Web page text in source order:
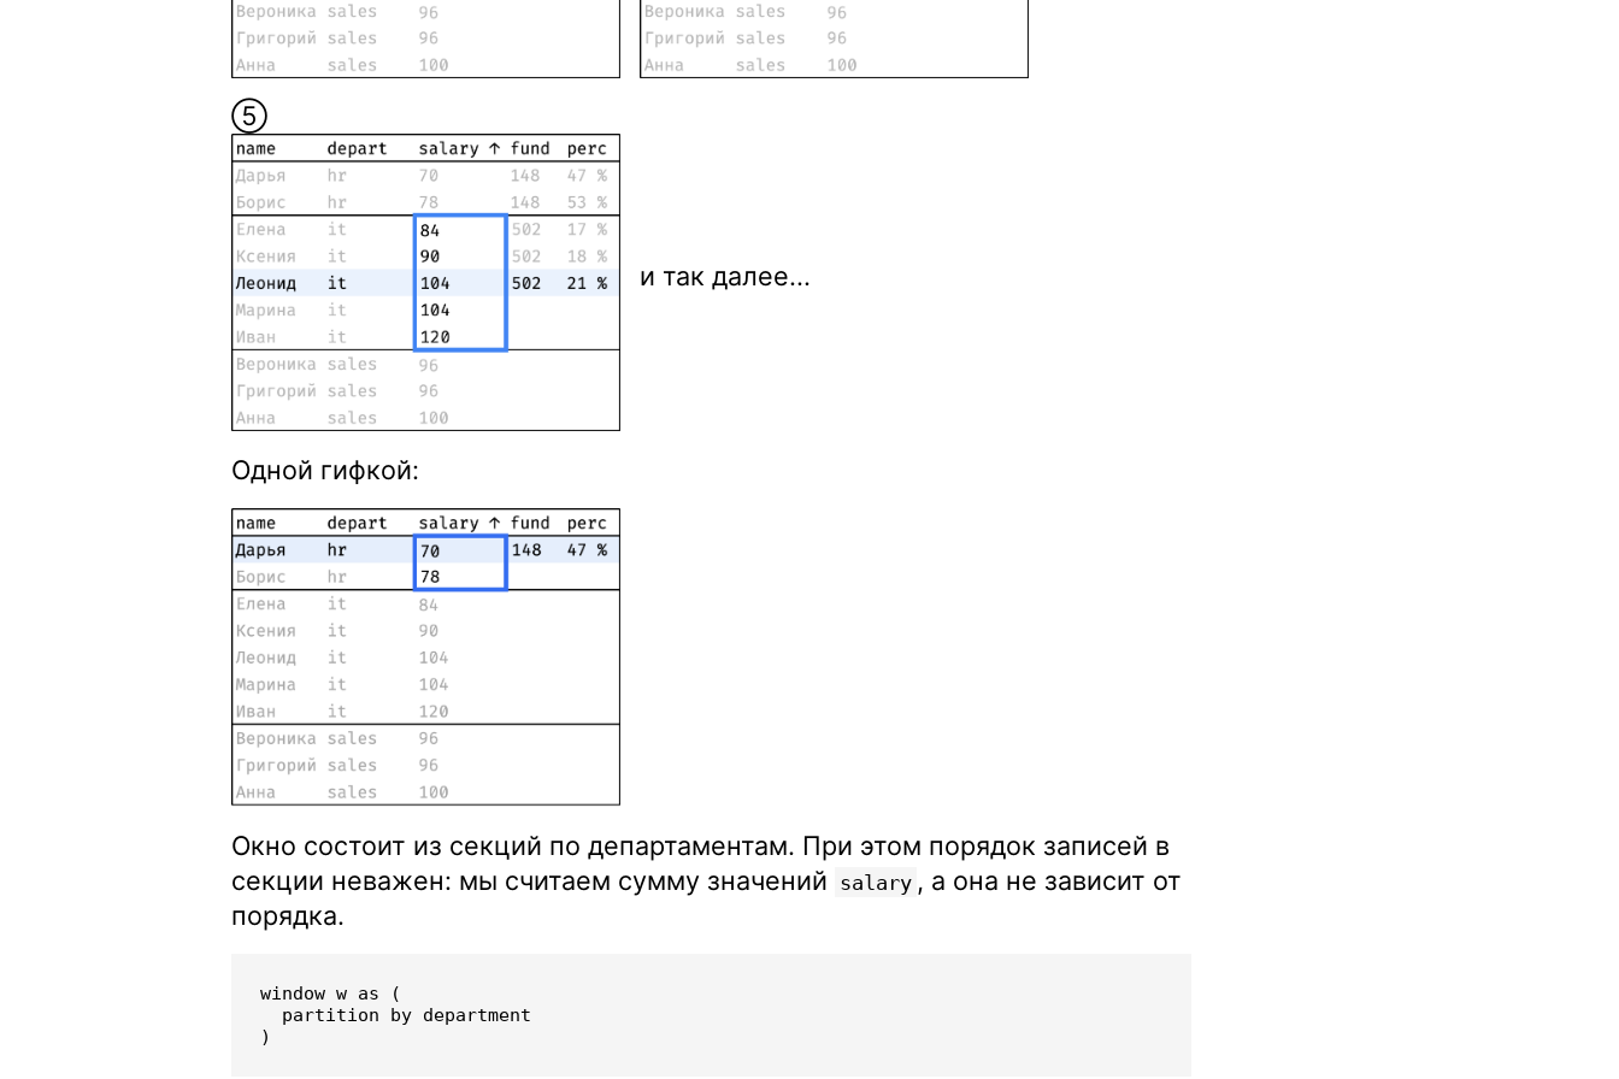
➄
и так далее...
Одной гифкой:
Окно состоит из секций по департаментам. При этом порядок записей в
секции неважен: мы считаем сумму значений salary , а она не зависит от
порядка.
window w as (
  partition by department